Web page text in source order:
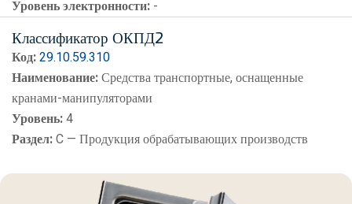
Уровень электронности: -
Классификатор ОКПД2
Код:29.10.59.310
Наименование:Средства транспортные, оснащенные
кранами-манипуляторами
Уровень:4
Раздел:C — Продукция обрабатывающих производств